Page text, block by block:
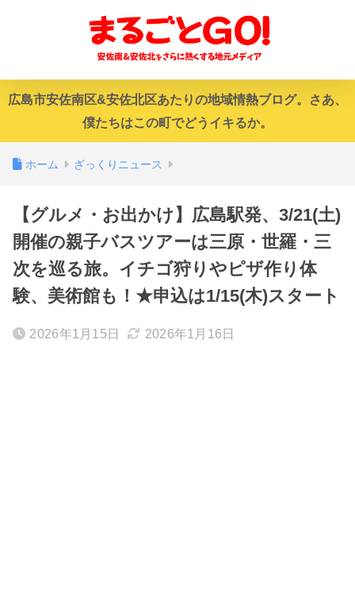
広島市安佐南区&安佐北区あたりの地域情熱ブログ。さあ、
僕たちはこの町でどうイキるか。
ホーム ざっくりニュース
【グルメ・お出かけ】広島駅発、3/21(土)
開催の親子バスツアーは三原・世羅・三
次を巡る旅。イチゴ狩りやピザ作り体
験、美術館も！★申込は1/15(木)スタート
2026年1月15日 2026年1月16日